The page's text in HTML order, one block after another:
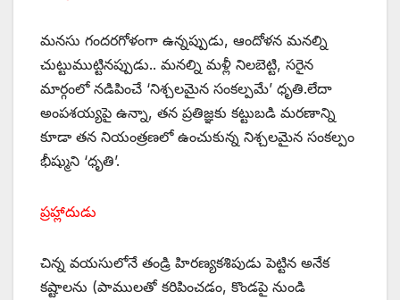
మనసు గందరగోళంగా ఉన్నప్పుడు, ఆందోళన మనల్ని
చుట్టుముట్టినప్పుడు.. మనల్ని మళ్లీ నిలబెట్టి, సరైన
మార్గంలో నడిపించే ‘నిశ్చలమైన సంకల్పమే’ ధృతి.లేదా
అంపశయ్యపై ఉన్నా, తన ప్రతిజ్ఞకు కట్టుబడి మరణాన్ని
కూడా తన నియంత్రణలో ఉంచుకున్న నిశ్చలమైన సంకల్పం
భీష్ముని ‘ధృతి’.
ప్రహ్లాదుడు
చిన్న వయసులోనే తండ్రి హిరణ్యకశిపుడు పెట్టిన అనేక
కష్టాలను (పాములతో కరిపించడం, కొండపై నుండి